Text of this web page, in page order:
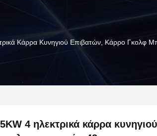
Κάρρα Κυνηγιού Επιβατών, Κάρρο Γκολφ
5KW 4 ηλεκτρικά κάρρα